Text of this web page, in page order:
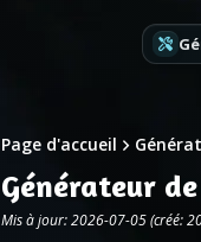
Page d'accueil
Générateur
Mis à jour: 2026-07-05 (créé: